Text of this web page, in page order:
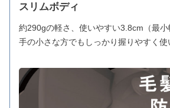
スリムボディ
約290gの軽さ、使いやすい3.8cm（最小
手の小さな方でもしっかり握りやすく使